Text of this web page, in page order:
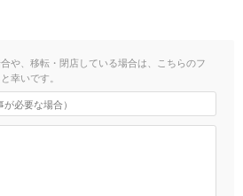
や、移転・閉店している場合は、こちらのフ
幸いです。